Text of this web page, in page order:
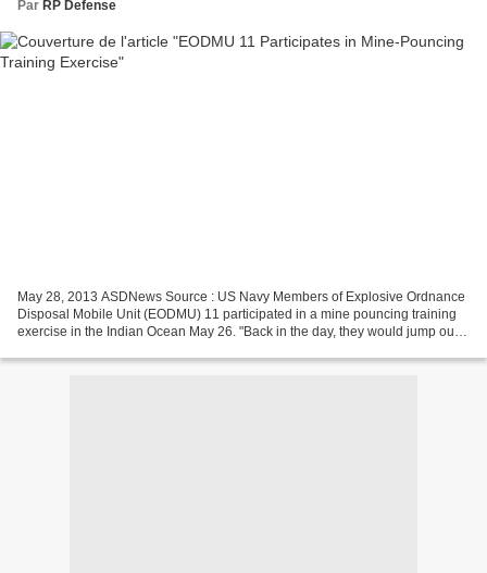
Par RP Defense
May 28, 2013 ASDNews Source : US Navy Members of Explosive Ordnance
Disposal Mobile Unit (EODMU) 11 participated in a mine pouncing training
exercise in the Indian Ocean May 26. "Back in the day, they would jump out